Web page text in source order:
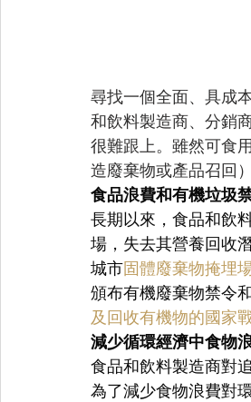
尋找一個全面、具成
和飲料製造商、分銷
很難跟上。雖然可食
造廢棄物或產品召回
食品浪費和有機垃圾
長期以來，食品和飲
場，失去其營養回收
城市固體廢棄物掩埋
頒布有機廢棄物禁令
及回收有機物的國家戰
減少循環經濟中食物
食品和飲料製造商對
為了減少食物浪費對